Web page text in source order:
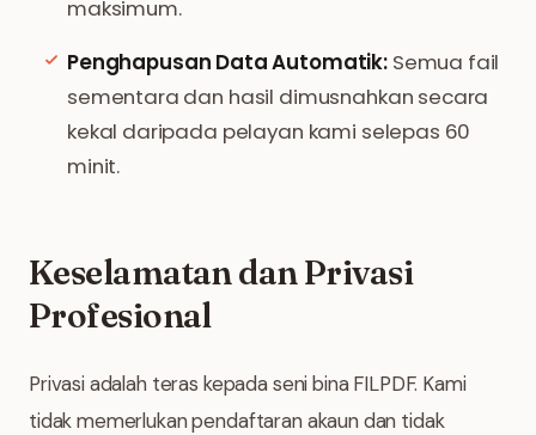
maksimum.
Penghapusan Data Automatik:Semua fail
sementara dan hasil dimusnahkan secara
kekal daripada pelayan kami selepas 60
minit.
Keselamatan dan Privasi
Profesional
Privasi adalah teras kepada seni bina FILPDF. Kami
tidak memerlukan pendaftaran akaun dan tidak